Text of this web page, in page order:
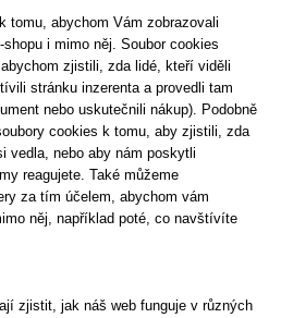
tomu, abychom Vám zobrazovali
i mimo něj. Soubor cookies
zjistili, zda lidé, kteří viděli
stránku inzerenta a provedli tam
nebo uskutečnili nákup). Podobně
cookies k tomu, aby zjistili, zda
vedla, nebo aby nám poskytli
reagujete. Také můžeme
za tím účelem, abychom vám
něj, například poté, co navštívíte
zjistit, jak náš web funguje v různých